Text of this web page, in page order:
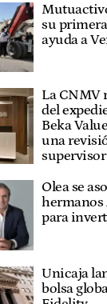
su
ayuda a
La CNMV
del
Beka
una
supervisor
Olea se
hermanos
para
Unicaja
bolsa